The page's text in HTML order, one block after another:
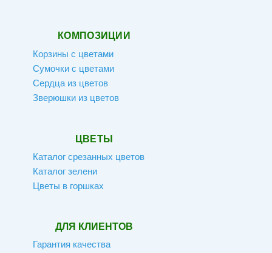
КОМПОЗИЦИИ
Корзины с цветами
Сумочки с цветами
Сердца из цветов
Зверюшки из цветов
ЦВЕТЫ
Каталог срезанных цветов
Каталог зелени
Цветы в горшках
ДЛЯ КЛИЕНТОВ
Гарантия качества